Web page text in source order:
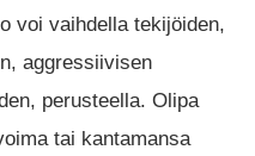
voi vaihdella tekijöiden,
aggressiivisen
perusteella. Olipa
tai kantamansa